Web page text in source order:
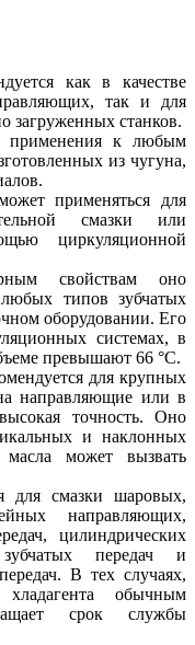
как в качестве
так и для
загруженных станков.
применения к любым
из чугуна,
применяться для
смазки или
циркуляционной
свойствам оно
типов зубчатых
оборудовании. Его
системах, в
превышают 66 °С.
для крупных
направляющие или в
точность. Оно
и наклонных
может вызвать
для смазки шаровых,
направляющих,
цилиндрических
передач и
В тех случаях,
хладагента обычным
срок службы